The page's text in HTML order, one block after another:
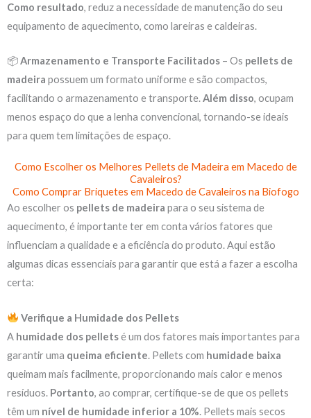
Como resultado, reduz a necessidade de manutenção do seu
equipamento de aquecimento, como lareiras e caldeiras.
📦Armazenamento e Transporte Facilitados – Os pellets de
madeira possuem um formato uniforme e são compactos,
facilitando o armazenamento e transporte.Além disso, ocupam
menos espaço do que a lenha convencional, tornando-se ideais
para quem tem limitações de espaço.
Como Escolher os Melhores Pellets de Madeira em Macedo de
Cavaleiros?
Como Comprar Briquetes em Macedo de Cavaleiros na Biofogo
Ao escolher os pellets de madeira para o seu sistema de
aquecimento, é importante ter em conta vários fatores que
influenciam a qualidade e a eficiência do produto. Aqui estão
algumas dicas essenciais para garantir que está a fazer a escolha
certa:
Verifique a Humidade dos Pellets
A humidade dos pelletsé um dos fatores mais importantes para
garantir uma queima eficiente. Pellets com humidade baixa
queimam mais facilmente, proporcionando mais calor e menos
resíduos. Portanto, ao comprar, certifique-se de que os pellets
têm um nível de humidade inferior a 10%. Pellets mais secos